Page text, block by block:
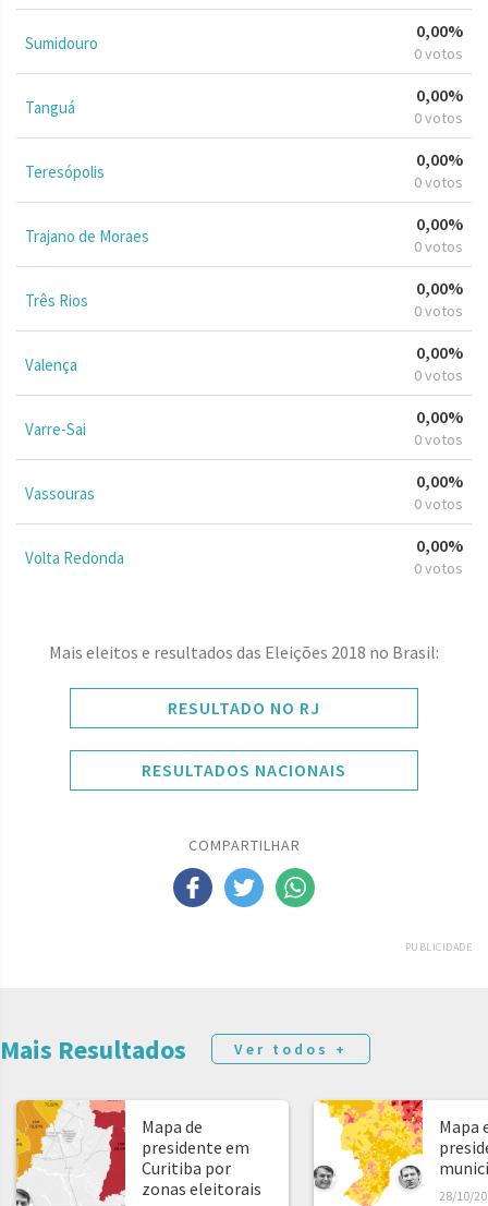
Sumidouro
0,00%
0 votos
Tanguá
0,00%
0 votos
Teresópolis
0,00%
0 votos
Trajano de Moraes
0,00%
0 votos
Três Rios
0,00%
0 votos
Valença
0,00%
0 votos
Varre-Sai
0,00%
0 votos
Vassouras
0,00%
0 votos
Volta Redonda
0,00%
0 votos
Mais eleitos e resultados das Eleições 2018 no Brasil:
RESULTADO NO RJ
RESULTADOS NACIONAIS
COMPARTILHAR
PUBLICIDADE
Mais Resultados Ver todos +
Mapa de
presidente em
Curitiba por
zonas eleitorais
Mapa
28/10/